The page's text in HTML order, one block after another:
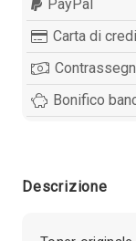
PayPal
Carta di
Bonifico
Descrizione